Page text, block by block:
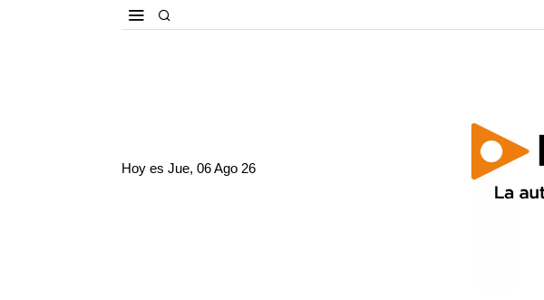
Hoy esJue, 06 Ago 26